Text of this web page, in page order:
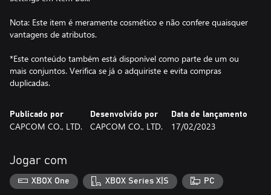
Nota: Este item é meramente cosmético e não confere quaisquer
vantagens de atributos.
*Este conteúdo também está disponível como parte de um ou
mais conjuntos. Verifica se já o adquiriste e evita compras
duplicadas.
Publicado por
CAPCOM CO., LTD.
Desenvolvido por
CAPCOM CO., LTD.
Data de lançamento
17/02/2023
Jogar com
XBOX One XBOX Series X|S PC